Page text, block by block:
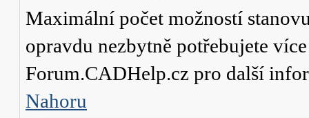
Maximální počet možností
opravdu nezbytně potřebujete
Forum.CADHelp.cz pro další
Nahoru